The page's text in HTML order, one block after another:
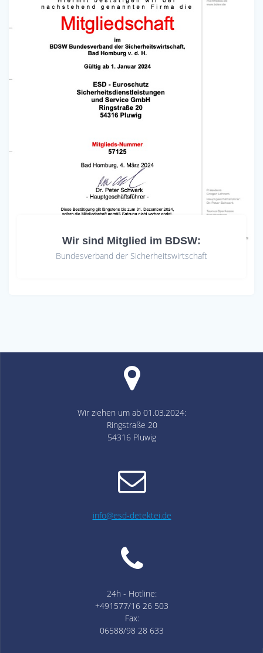
Wir sind Mitglied im BDSW:
Bundesverband der Sicherheitswirtschaft
Wir ziehen um ab 01.03.2024:
Ringstraße 20
54316 Pluwig
info@esd-detektei.de
24h - Hotline:
+491577/16 26 503
Fax:
06588/98 28 633